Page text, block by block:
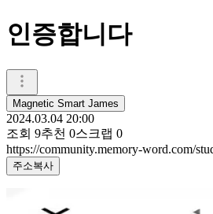
인증합니다
Magnetic Smart James
2024.03.04 20:00
조회 9추천 0스크랩 0
https://community.memory-word.com/
주소복사